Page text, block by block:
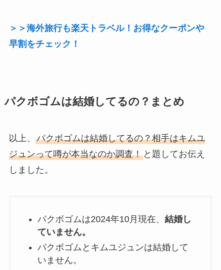
＞＞海外旅行も楽天トラベル！お得なクーポンや
早割をチェック ！
パクボゴムは結婚してるの？まとめ
以上、 パクボゴムは結婚してるの？相手はキムユ
ジュンって噂が本当なのか調査！と題してお伝え
しました。
パクボゴムは2024年10月現在、 結婚し
ていません。
パクボゴムとキムユジュンは結婚して
いません。